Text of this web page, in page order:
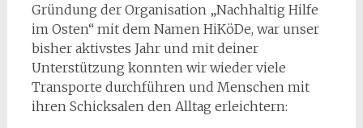
Gründung der Organisation „Nachhaltig Hilfe
im Osten“ mit dem Namen HiKöDe, war unser
bisher aktivstes Jahr und mit deiner
Unterstützung konnten wir wieder viele
Transporte durchführen und Menschen mit
ihren Schicksalen den Alltag erleichtern: